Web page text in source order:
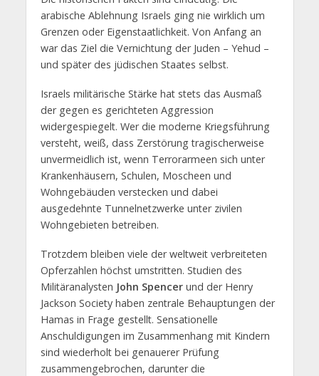
arabische Ablehnung Israels ging nie wirklich um
Grenzen oder Eigenstaatlichkeit. Von Anfang an
war das Ziel die Vernichtung der Juden – Yehud –
und später des jüdischen Staates selbst.
Israels militärische Stärke hat stets das Ausmaß
der gegen es gerichteten Aggression
widergespiegelt. Wer die moderne Kriegsführung
versteht, weiß, dass Zerstörung tragischerweise
unvermeidlich ist, wenn Terrorarmeen sich unter
Krankenhäusern, Schulen, Moscheen und
Wohngebäuden verstecken und dabei
ausgedehnte Tunnelnetzwerke unter zivilen
Wohngebieten betreiben.
Trotzdem bleiben viele der weltweit verbreiteten
Opferzahlen höchst umstritten. Studien des
Militäranalysten John Spencerund der Henry
Jackson Society haben zentrale Behauptungen der
Hamas in Frage gestellt. Sensationelle
Anschuldigungen im Zusammenhang mit Kindern
sind wiederholt bei genauerer Prüfung
zusammengebrochen, darunter die